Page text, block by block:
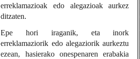
erreklamazioak edo alegazioak aurkez
ditzaten.
Epe hori iraganik, eta inork
erreklamaziorik edo alegaziorik aurkeztu
ezean, hasierako onespenaren erabakia